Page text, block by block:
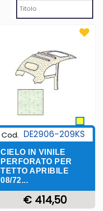
Cod. DE2906-209KS
CIELO IN VINILE
PERFORATO PER
TETTO APRIBILE
08/72...
€ 414,50